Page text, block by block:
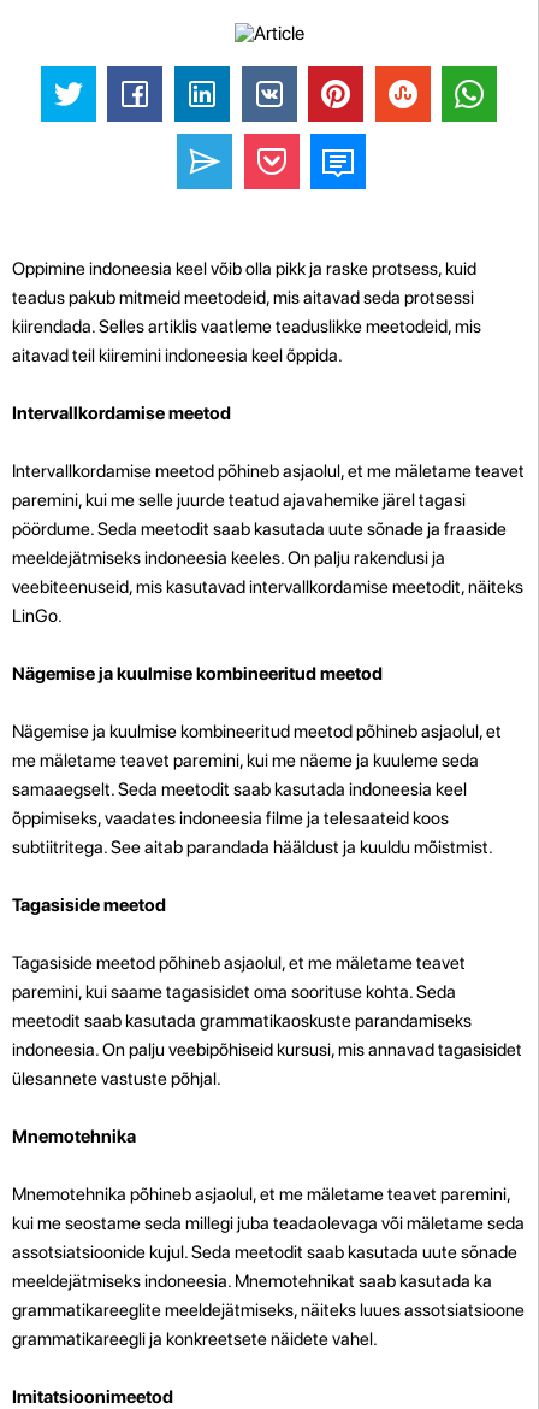
Oppimine indoneesia keel võib olla pikk ja raske protsess, kuid
teadus pakub mitmeid meetodeid, mis aitavad seda protsessi
kiirendada. Selles artiklis vaatleme teaduslikke meetodeid, mis
aitavad teil kiiremini indoneesia keel õppida.
Intervallkordamise meetod
Intervallkordamise meetod põhineb asjaolul, et me mäletame teavet
paremini, kui me selle juurde teatud ajavahemike järel tagasi
pöördume. Seda meetodit saab kasutada uute sõnade ja fraaside
meeldejätmiseks indoneesia keeles. On palju rakendusi ja
veebiteenuseid, mis kasutavad intervallkordamise meetodit, näiteks
LinGo.
Nägemise ja kuulmise kombineeritud meetod
Nägemise ja kuulmise kombineeritud meetod põhineb asjaolul, et
me mäletame teavet paremini, kui me näeme ja kuuleme seda
samaaegselt. Seda meetodit saab kasutada indoneesia keel
õppimiseks, vaadates indoneesia filme ja telesaateid koos
subtiitritega. See aitab parandada hääldust ja kuuldu mõistmist.
Tagasiside meetod
Tagasiside meetod põhineb asjaolul, et me mäletame teavet
paremini, kui saame tagasisidet oma soorituse kohta. Seda
meetodit saab kasutada grammatikaoskuste parandamiseks
indoneesia. On palju veebipõhiseid kursusi, mis annavad tagasisidet
ülesannete vastuste põhjal.
Mnemotehnika
Mnemotehnika põhineb asjaolul, et me mäletame teavet paremini,
kui me seostame seda millegi juba teadaolevaga või mäletame seda
assotsiatsioonide kujul. Seda meetodit saab kasutada uute sõnade
meeldejätmiseks indoneesia. Mnemotehnikat saab kasutada ka
grammatikareeglite meeldejätmiseks, näiteks luues assotsiatsioone
grammatikareegli ja konkreetsete näidete vahel.
Imitatsioonimeetod